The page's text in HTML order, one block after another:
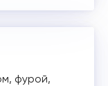
фурой,